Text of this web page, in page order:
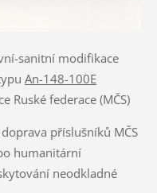
sanitní modifikace
An-148-100E
Ruské federace (MČS)
příslušníků MČS
humanitární
neodkladné